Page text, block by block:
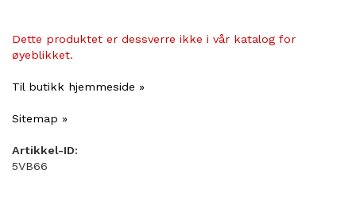
Dette produktet er dessverre ikke i vår katalog for
øyeblikket.
Til butikk hjemmeside »
Sitemap »
Artikkel-ID:
5VB66